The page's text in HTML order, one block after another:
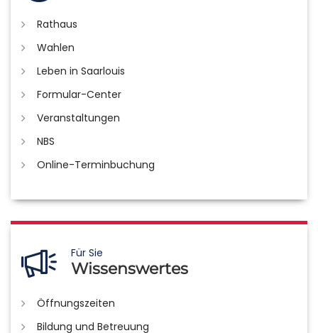
Rathaus
Wahlen
Leben in Saarlouis
Formular-Center
Veranstaltungen
NBS
Online-Terminbuchung
Für Sie
Wissenswertes
Öffnungszeiten
Bildung und Betreuung